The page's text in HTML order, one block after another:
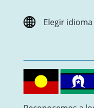
Elegir idioma